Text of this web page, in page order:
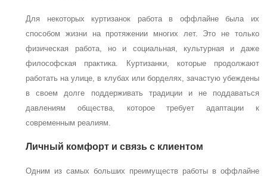
Для некоторых куртизанок работа в оффлайне была их
способом жизни на протяжении многих лет. Это не только
физическая работа, но и социальная, культурная и даже
философская практика. Куртизанки, которые продолжают
работать на улице, в клубах или борделях, зачастую убеждены
в своем долге поддерживать традиции и не поддаваться
давлениям общества, которое требует адаптации к
современным реалиям.
Личный комфорт и связь с клиентом
Одним из самых больших преимуществ работы в оффлайне